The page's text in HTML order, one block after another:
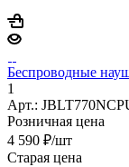
Беспроводные
1
Арт.:
Розничная цена
4 590 ₽/шт
Старая цена